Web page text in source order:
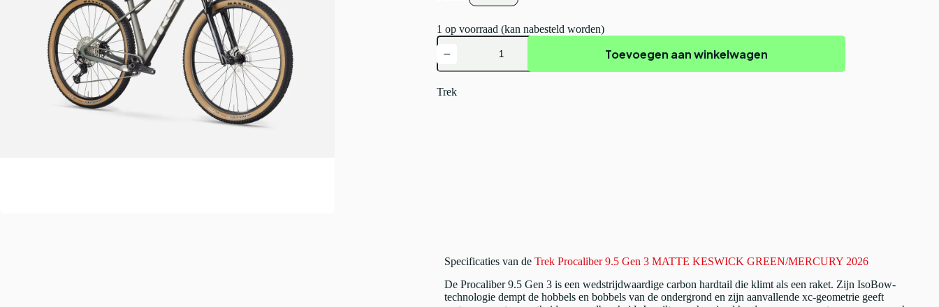
1 op voorraad (kan nabesteld worden)
Trek
Procaliber
9.5
3
Toevoegen aan winkelwagen
Trek
Specificaties van de Trek Procaliber 9.5 Gen 3 MATTE KESWICK GREEN/MERCURY 2026
De Procaliber 9.5 Gen 3 is een wedstrijdwaardige carbon hardtail die klimt als een raket. Zijn IsoBow-
technologie dempt de hobbels en bobbels van de ondergrond en zijn aanvallende xc-geometrie geeft